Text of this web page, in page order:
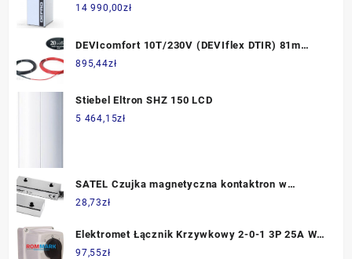
14 990,00zł
DEVIcomfort 10T/230V (DEVIflex DTIR) 81m
800W nr. 87101716
895,44zł
Stiebel Eltron SHZ 150 LCD
5 464,15zł
SATEL Czujka magnetyczna kontaktron w
metalowej obudowie przewody w osłonie (B-3A)
28,73zł
Elektromet Łącznik Krzywkowy 2-0-1 3P 25A W
Obudowie Ip65 Łuk E25-73 952573
97,55zł